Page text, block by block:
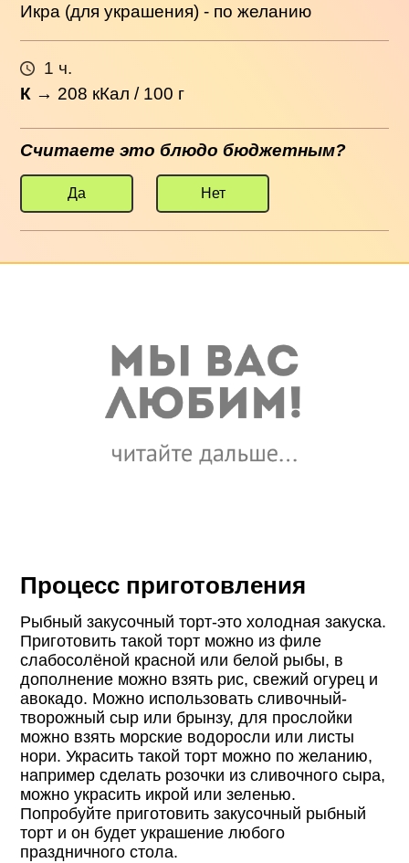
Икра (для украшения) - по желанию
1 ч.
К → 208 кКал / 100 г
Считаете это блюдо бюджетным?
Да Нет
Процесс приготовления
Рыбный закусочный торт-это холодная закуска.
Приготовить такой торт можно из филе
слабосолёной красной или белой рыбы, в
дополнение можно взять рис, свежий огурец и
авокадо. Можно использовать сливочный-
творожный сыр или брынзу, для прослойки
можно взять морские водоросли или листы
нори. Украсить такой торт можно по желанию,
например сделать розочки из сливочного сыра,
можно украсить икрой или зеленью.
Попробуйте приготовить закусочный рыбный
торт и он будет украшение любого
праздничного стола.